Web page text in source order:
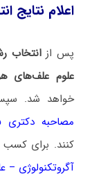
اعلام نتایج
پس ازانتخاب
علوم علف‌های
خواهد شد.
مصاحبه دکتری ۱۴۰۵
کنند. برای
آگروتکنولوژی –